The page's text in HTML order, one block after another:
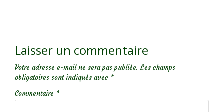
Laisser un commentaire
Votre adresse e-mail ne sera pas publiée. Les champs
obligatoires sont indiqués avec *
Commentaire *